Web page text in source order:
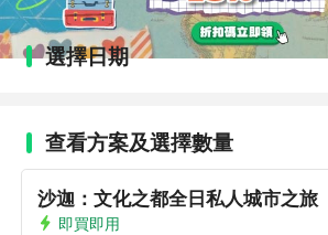
選擇日期
查看方案及選擇數量
沙迦：文化之都全日私人城市之旅
即買即用